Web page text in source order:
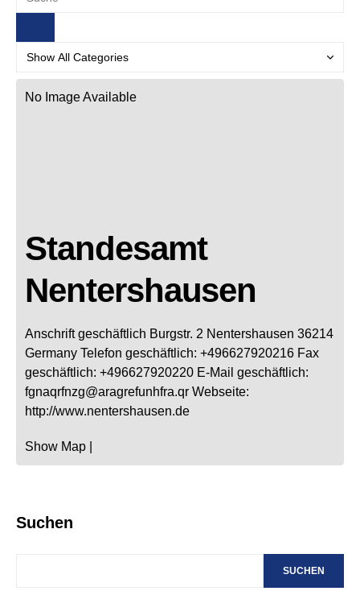
No Image Available
Standesamt
Nentershausen
Anschrift geschäftlich Burgstr. 2 Nentershausen 36214
Germany Telefon geschäftlich: +496627920216 Fax
geschäftlich: +496627920220 E-Mail geschäftlich:
fgnaqrfnzg@aragrefunhfra.qr Webseite:
http://www.nentershausen.de
Show Map
Suchen
SUCHEN